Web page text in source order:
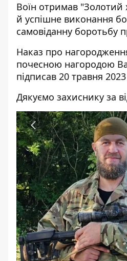
Воїн отримав "Золотий
й успішне виконання
самовіданну боротьбу
Наказ про
почесною нагородою
підписав 20 травня
Дякуємо захиснику за